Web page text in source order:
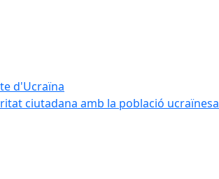
d'Ucraïna
ciutadana amb la població ucraïnesa